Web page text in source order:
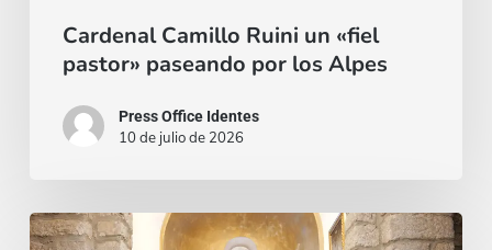
Cardenal Camillo Ruini un «fiel
pastor» paseando por los Alpes
Press Office Identes
10 de julio de 2026
La